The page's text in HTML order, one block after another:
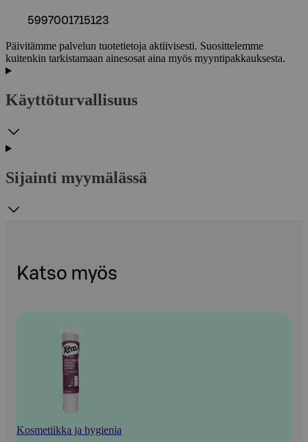
5997001715123
Päivitämme palvelun tuotetietoja aktiivisesti. Suosittelemme
kuitenkin tarkistamaan ainesosat aina myös myyntipakkauksesta.
Käyttöturvallisuus
Sijainti myymälässä
Katso myös
Kosmetiikka ja hygienia